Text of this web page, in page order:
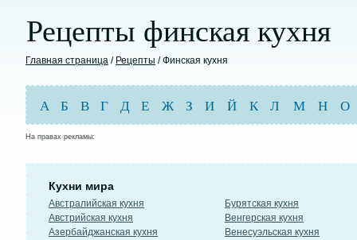
Рецепты финская кухня
Главная страница / Рецепты / Финская кухня
А Б В Г Д Е Ж З И Й К Л М Н О
На правах рекламы:
Кухни мира
Австралийская кухня
Австрийская кухня
Азербайджанская кухня
Бурятская кухня
Венгерская кухня
Венесуэльская кухня